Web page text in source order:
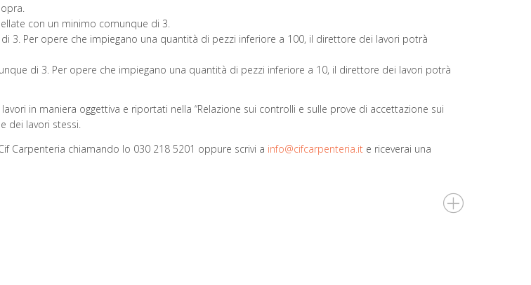
con un minimo comunque di 3.
3. Per opere che impiegano una quantità di pezzi inferiore a 100, il direttore dei lavori potrà
di 3. Per opere che impiegano una quantità di pezzi inferiore a 10, il direttore dei lavori potrà
in maniera oggettiva e riportati nella “Relazione sui controlli e sulle prove di accettazione sui
dei lavori stessi.
Carpenteria chiamando lo 030 218 5201 oppure scrivi a info@cifcarpenteria.it e riceverai una